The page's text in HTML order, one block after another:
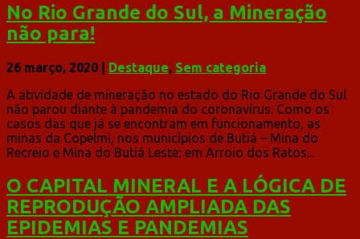
No Rio Grande do Sul, a Mineração
não para!
26 março, 2020 Destaque, Sem categoria
A atividade de mineração no estado do Rio Grande do Sul
não parou diante à pandemia do coronavírus. Como os
casos das que já se encontram em funcionamento, as
minas da Copelmi, nos municípios de Butiá – Mina do
Recreio e Mina do Butiá Leste; em Arroio dos Ratos...
O CAPITAL MINERAL E A LÓGICA DE
REPRODUÇÃO AMPLIADA DAS
EPIDEMIAS E PANDEMIAS